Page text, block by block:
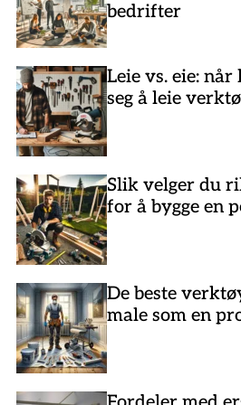
bedrifter
Leie vs. eie:
seg å leie
Slik velger du
for å bygge en
De beste
male som en